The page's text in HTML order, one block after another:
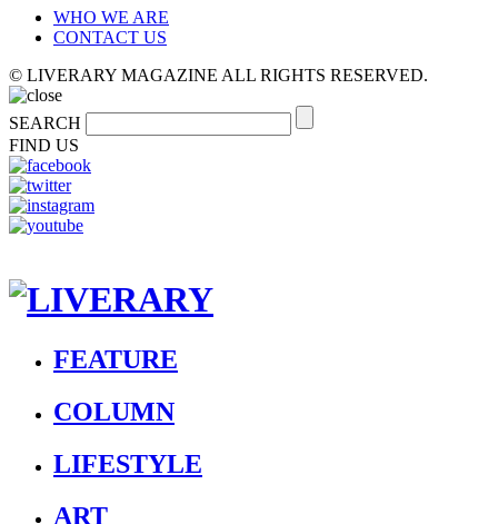
WHO WE ARE
CONTACT US
© LIVERARY MAGAZINE ALL RIGHTS RESERVED.
SEARCH
FIND US
FEATURE
COLUMN
LIFESTYLE
ART